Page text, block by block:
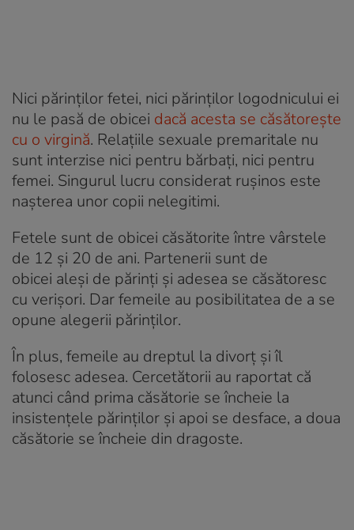
Nici părinților fetei, nici părinților logodnicului ei
nu le pasă de obicei dacă acesta se căsătorește
cu o virgină. Relațiile sexuale premaritale nu
sunt interzise nici pentru bărbați, nici pentru
femei. Singurul lucru considerat rușinos este
nașterea unor copii nelegitimi.
Fetele sunt de obicei căsătorite între vârstele
de 12 și 20 de ani. Partenerii sunt de
obicei aleși de părinți și adesea se căsătoresc
cu verișori. Dar femeile au posibilitatea de a se
opune alegerii părinților.
În plus, femeile au dreptul la divorț și îl
folosesc adesea. Cercetătorii au raportat că
atunci când prima căsătorie se încheie la
insistențele părinților și apoi se desface, a doua
căsătorie se încheie din dragoste.